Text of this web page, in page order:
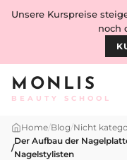
Skip to content
MONLIS
BEAUTY SCHOOL
Unsere Kurspreise
noch
Home/Blog/Nicht
/
Der Aufbau der
Nagelstylisten